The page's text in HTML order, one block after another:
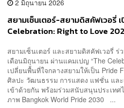
2 มิถุนายน 2026
สยามเซ็นเตอร์-สยามดิสคัฟเวอรี่
Celebration: Right to Love
สยามเซ็นเตอร์ และสยามดิสคัฟเวอรี่ ร่
เดือนมิถุนายน ผ่านแคมเปญ “The
เปลี่ยนพื้นที่ใจกลางสยามให้เป็น Pride
ศิลปะ วัฒนธรรม การแสดง แฟชั่น และ
เข้าด้วยกัน พร้อมร่วมสนับสนุนประเทศ
ภาพ Bangkok World Pride 2030 ...